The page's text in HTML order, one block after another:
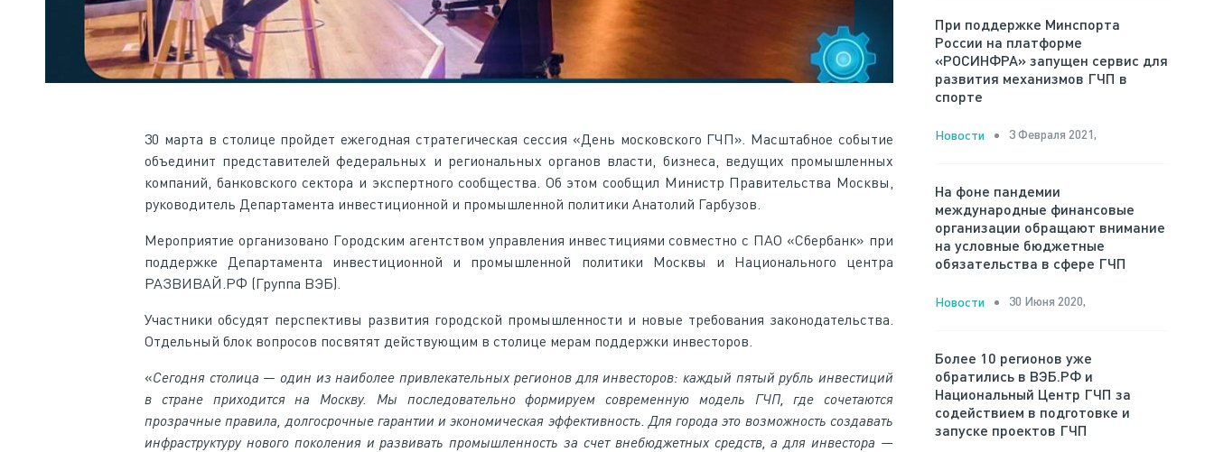
30 марта в столице пройдет ежегодная стратегическая сессия «День московского ГЧП». Масштабное событие
объединит представителей федеральных и региональных органов власти, бизнеса, ведущих промышленных
компаний, банковского сектора и экспертного сообщества. Об этом сообщил Министр Правительства Москвы,
руководитель Департамента инвестиционной и промышленной политики Анатолий Гарбузов.
Мероприятие организовано Городским агентством управления инвестициями совместно с ПАО «Сбербанк» при
поддержке Департамента инвестиционной и промышленной политики Москвы и Национального центра
РАЗВИВАЙ.РФ (Группа ВЭБ).
Участники обсудят перспективы развития городской промышленности и новые требования законодательства.
Отдельный блок вопросов посвятят действующим в столице мерам поддержки инвесторов.
«Сегодня столица — один из наиболее привлекательных регионов для инвесторов: каждый пятый рубль инвестиций
в стране приходится на Москву. Мы последовательно формируем современную модель ГЧП, где сочетаются
прозрачные правила, долгосрочные гарантии и экономическая эффективность. Для города это возможность создавать
инфраструктуру нового поколения и развивать промышленность за счет внебюджетных средств, а для инвестора —
При поддержке Минспорта
России на платформе
«РОСИНФРА» запущен сервис для
развития механизмов ГЧП в
спорте
Новости 3 Февраля 2021,
На фоне пандемии
международные финансовые
организации обращают внимание
на условные бюджетные
обязательства в сфере ГЧП
Новости 30 Июня 2020,
Более 10 регионов уже
обратились в ВЭБ.РФ и
Национальный Центр ГЧП за
содействием в подготовке и
запуске проектов ГЧП